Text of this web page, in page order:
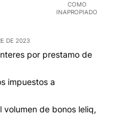
COMO
INAPROPIADO
DE 2023
por prestamo de
impuestos a
volumen de bonos leliq,